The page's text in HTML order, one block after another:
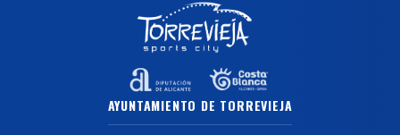
AYUNTAMIENTO DE TORREVIEJA